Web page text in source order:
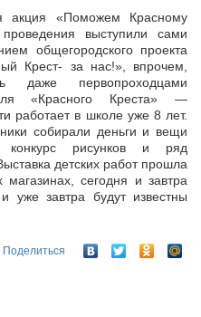
акция «Поможем Красному
выступили сами
общегородского проекта
Крест- за нас!», впрочем,
даже первопроходцами
«Красного Креста» —
работает в школе уже 8 лет.
собирали деньги и вещи
рисунков и ряд
детских работ прошла
сегодня и завтра
уже завтра будут известны
Поделиться